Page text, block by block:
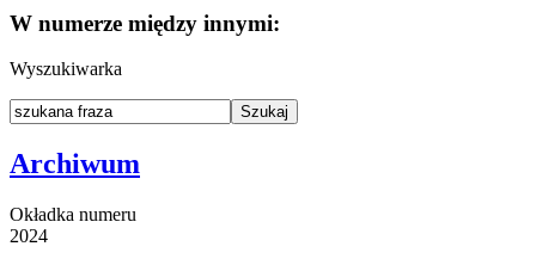
W numerze między innymi:
Wyszukiwarka
Archiwum
Okładka numeru
2024